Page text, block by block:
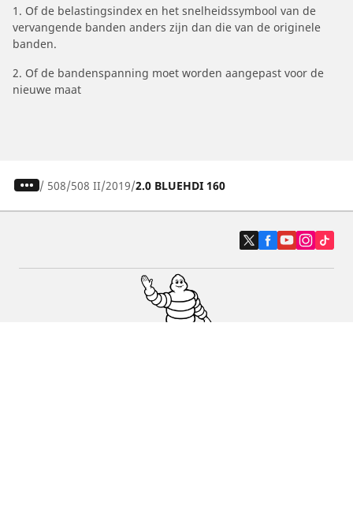
1. Of de belastingsindex en het snelheidssymbool van de
vervangende banden anders zijn dan die van de originele
banden.
2. Of de bandenspanning moet worden aangepast voor de
nieuwe maat
/ 508 508 II 2019 2.0 BLUEHDI 160